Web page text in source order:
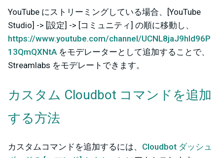
YouTube にストリーミングしている場合、[YouTube
Studio] -> [設定] -> [コミュニティ] の順に移動し、
https://www.youtube.com/channel/UCNL8jaJ9hId96P
13QmQXNtAをモデレーターとして追加することで、
Streamlabs をモデレートできます。
カスタム Cloudbot コマンドを追加
する方法
カスタムコマンドを追加するには、 Cloudbot ダッシュ